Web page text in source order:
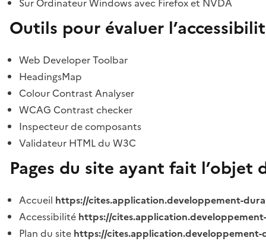
Outils pour évaluer
Web Developer Toolbar
HeadingsMap
Colour Contrast Analyser
WCAG Contrast checker
Inspecteur de composants
Validateur HTML du W3C
Pages du site ayant fait
Accueil https://cites.application.developpement-
Accessibilité https://
Plan du site https://